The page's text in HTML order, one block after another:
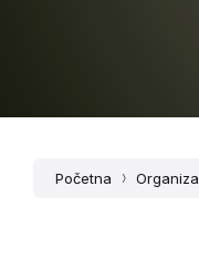
Početna